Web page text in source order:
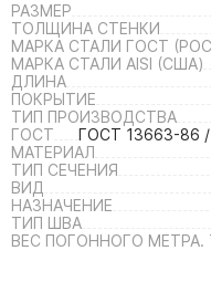
РАЗМЕР
ТОЛЩИНА СТЕНКИ
МАРКА СТАЛИ ГОСТ
МАРКА СТАЛИ AISI (США)
ДЛИНА
ПОКРЫТИЕ
ТИП ПРОИЗВОДСТВА
ГОСТ
ГОСТ 13663-86
МАТЕРИАЛ
ТИП СЕЧЕНИЯ
ВИД
НАЗНАЧЕНИЕ
ТИП ШВА
ВЕС ПОГОННОГО МЕТРА.